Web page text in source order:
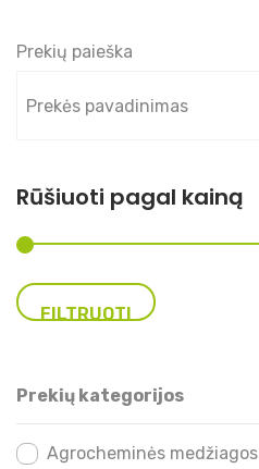
Prekių paieška
Rūšiuoti pagal kainą
FILTRUOTI
Prekių kategorijos
Agrocheminės medžiagos